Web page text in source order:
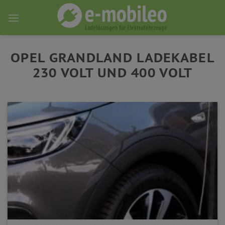
OPEL GRANDLAND LADEKABEL
230 VOLT UND 400 VOLT